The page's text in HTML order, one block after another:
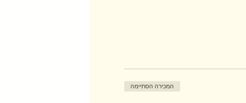
המכירה הסתיימה